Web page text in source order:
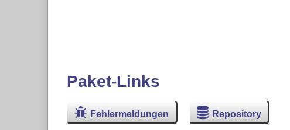
Paket-Links
Fehlermeldungen Repository